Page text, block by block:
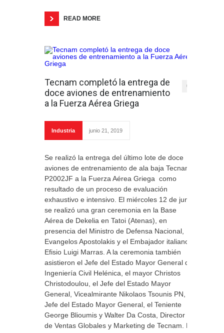
READ MORE
Tecnam completó la entrega de
doce aviones de entrenamiento
a la Fuerza Aérea Griega
0
Industria junio 21, 2019
Se realizó la entrega del último lote de doce
aviones de entrenamiento de ala baja Tecnam
P2002JF a la Fuerza Aérea Griega como
resultado de un proceso de evaluación
exhaustivo e intensivo. El miércoles 12 de junio
se realizó una gran ceremonia en la Base
Aérea de Dekelia en Tatoi (Atenas), en
presencia del Ministro de Defensa Nacional,
Evangelos Apostolakis y el Embajador italiano
Efisio Luigi Marras. A la ceremonia también
asistieron el Jefe del Estado Mayor General de
Ingeniería Civil Helénica, el mayor Christos
Christodoulou, el Jefe del Estado Mayor
General, Vicealmirante Nikolaos Tsounis PN, el
Jefe del Estado Mayor General, el Teniente
George Blioumis y Walter Da Costa, Director
de Ventas Globales y Marketing de Tecnam. El